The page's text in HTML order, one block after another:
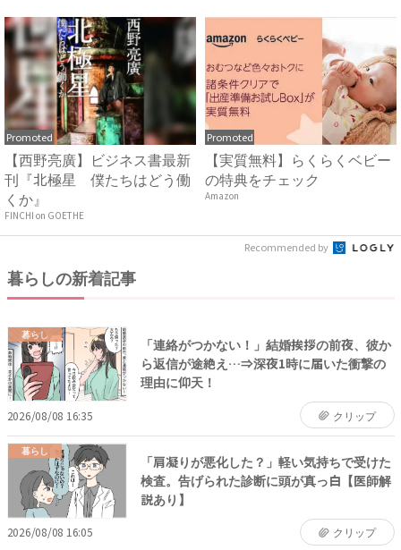
Promoted
【西野亮廣】ビジネス書最新
刊『北極星 僕たちはどう働
くか』
FINCHI on GOETHE
Promoted
【実質無料】らくらくベビー
の特典をチェック
Amazon
Recommended by
暮らしの新着記事
暮らし
「連絡がつかない！」結婚挨拶の前夜、彼か
ら返信が途絶え…⇒深夜1時に届いた衝撃の
理由に仰天！
2026/08/08 16:35 クリップ
暮らし
「肩凝りが悪化した？」軽い気持ちで受けた
検査。告げられた診断に頭が真っ白【医師解
説あり】
2026/08/08 16:05 クリップ